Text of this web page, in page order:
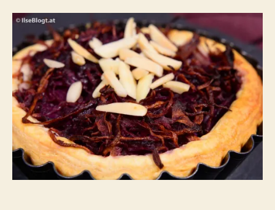
mit
und